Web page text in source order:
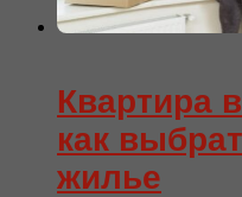
Квартира
как
жилье